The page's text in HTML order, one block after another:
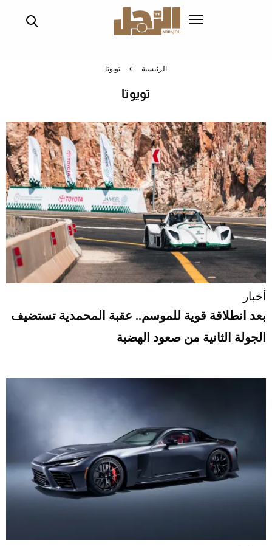
الرئيسية تويوتا
تويوتا
أخبار
بعد انطلاقة قوية للموسم.. عقبة المحمدية تستضيف
الجولة الثانية من صعود الهضبة